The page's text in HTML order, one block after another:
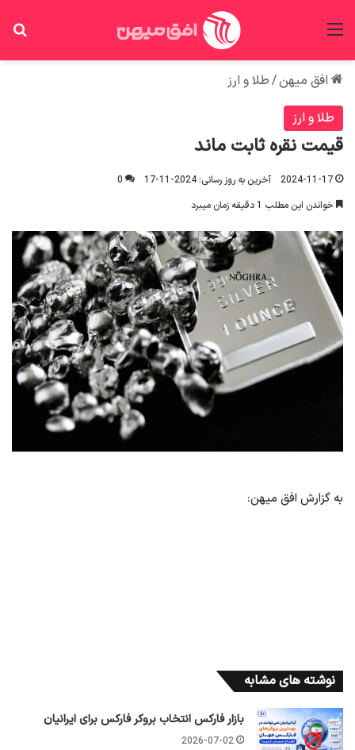
افق میهن/طلا و ارز
طلا و ارز
قیمت نقره ثابت ماند
2024-11-17 آخرین به روز رسانی: 2024-11-17
0
خواندن این مطلب 1 دقیقه زمان میبرد
به گزارش افق میهن:
نوشته های مشابه
بازار فارکس انتخاب بروکر فارکس برای ایرانیان
2026-07-02